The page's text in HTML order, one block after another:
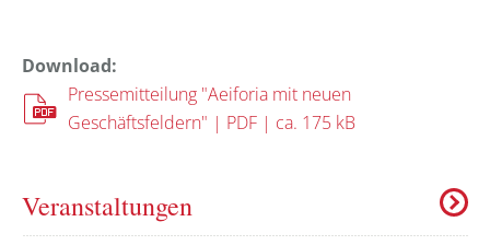
Download:
Pressemitteilung "Aeiforia mit neuen
Geschäftsfeldern" | PDF | ca. 175 kB
Veranstaltungen